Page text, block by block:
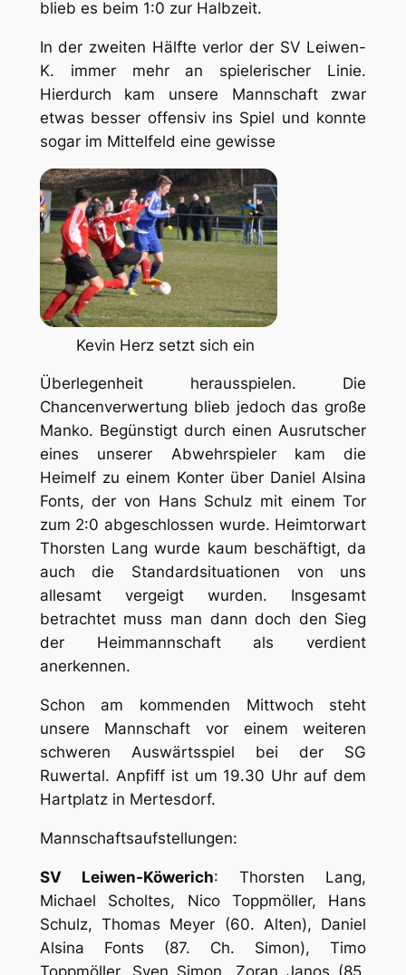
blieb es beim 1:0 zur Halbzeit.
In der zweiten Hälfte verlor der SV Leiwen-
K. immer mehr an spielerischer Linie.
Hierdurch kam unsere Mannschaft zwar
etwas besser offensiv ins Spiel und konnte
sogar im Mittelfeld eine gewisse
Kevin Herz setzt sich ein
Überlegenheit herausspielen. Die
Chancenverwertung blieb jedoch das große
Manko. Begünstigt durch einen Ausrutscher
eines unserer Abwehrspieler kam die
Heimelf zu einem Konter über Daniel Alsina
Fonts, der von Hans Schulz mit einem Tor
zum 2:0 abgeschlossen wurde. Heimtorwart
Thorsten Lang wurde kaum beschäftigt, da
auch die Standardsituationen von uns
allesamt vergeigt wurden. Insgesamt
betrachtet muss man dann doch den Sieg
der Heimmannschaft als verdient
anerkennen.
Schon am kommenden Mittwoch steht
unsere Mannschaft vor einem weiteren
schweren Auswärtsspiel bei der SG
Ruwertal. Anpfiff ist um 19.30 Uhr auf dem
Hartplatz in Mertesdorf.
Mannschaftsaufstellungen:
SV Leiwen-Köwerich: Thorsten Lang,
Michael Scholtes, Nico Toppmöller, Hans
Schulz, Thomas Meyer (60. Alten), Daniel
Alsina Fonts (87. Ch. Simon), Timo
Toppmöller, Sven Simon, Zoran Janos (85.